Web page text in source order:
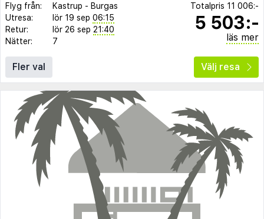
Flyg från: Kastrup - Burgas
Utresa:
lör 19 sep 06:15
Retur:
lör 26 sep 21:40
Nätter:
7
Totalpris 11 006:-
5 503:-
läs mer
Fler val Välj resa